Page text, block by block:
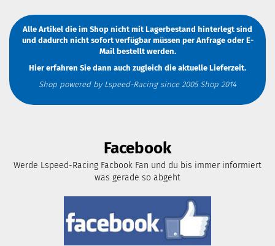
Alle Artikel die im Shop nicht mit Lagerbestand hinterlegt sind
und dadurch nicht sofort verfügbar müssen per AnfrageoderE-
Mailbestellt werden.
Hier erfahren Sie dann auch zugleich die aktuelle Lieferzeit.
Shop powered by Lspeed-Racing since 2005 Shop 2014
Facebook
Werde Lspeed-Racing Facbook Fan und du bis immer informiert
was gerade so abgeht